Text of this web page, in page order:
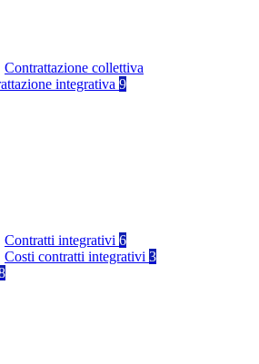
Contrattazione collettiva
integrativa 9
Contratti integrativi 6
Costi contratti integrativi 3